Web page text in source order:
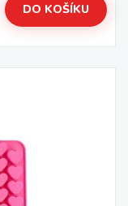
DO KOŠÍKU